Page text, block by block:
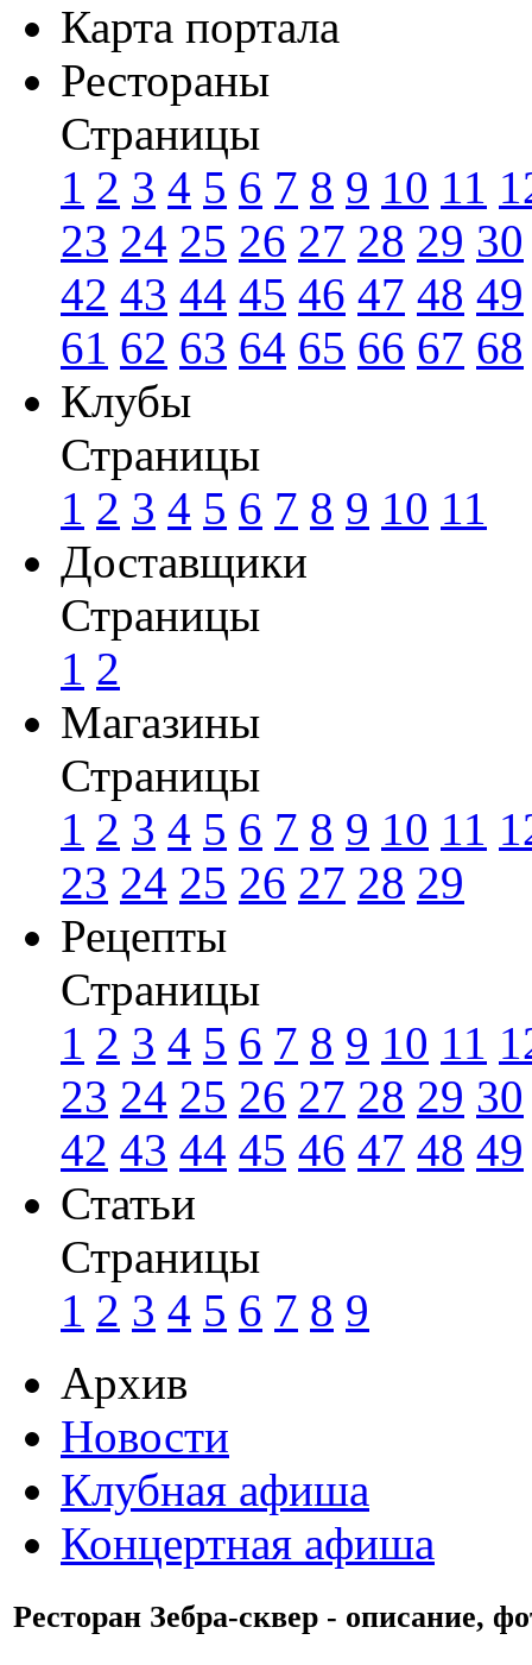
Карта портала
Рестораны
Страницы
1 2 3 4 5 6 7 8 9 10 11
23 24 25 26 27 28 29 30
42 43 44 45 46 47 48 49
61 62 63 64 65 66 67 68
Клубы
Страницы
1 2 3 4 5 6 7 8 9 10 11
Доставщики
Страницы
1 2
Магазины
Страницы
1 2 3 4 5 6 7 8 9 10 11
23 24 25 26 27 28 29
Рецепты
Страницы
1 2 3 4 5 6 7 8 9 10 11
23 24 25 26 27 28 29 30
42 43 44 45 46 47 48 49
Статьи
Страницы
1 2 3 4 5 6 7 8 9
Архив
Новости
Клубная афиша
Концертная афиша
Ресторан Зебра-сквер - описание,